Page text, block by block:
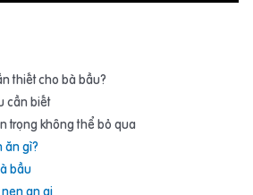
thiết cho bà bầu?
cần biết
trọng không thể bỏ qua
ăn gì?
bầu
an gi